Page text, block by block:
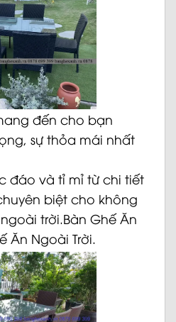
đến cho bạn
sự thỏa mái nhất
đáo và tỉ mỉ từ chi tiết
biệt cho không
trời.Bàn Ghế Ăn
Ăn Ngoài Trời.